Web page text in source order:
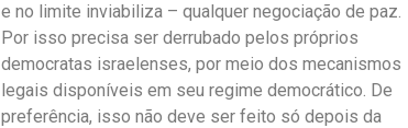
e no limite inviabiliza – qualquer negociação de paz.
Por isso precisa ser derrubado pelos próprios
democratas israelenses, por meio dos mecanismos
legais disponíveis em seu regime democrático. De
preferência, isso não deve ser feito só depois da